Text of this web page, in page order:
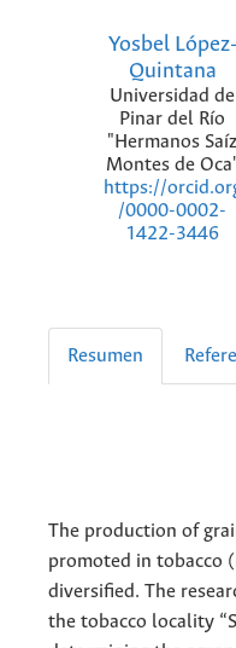
Yosbel López-
Quintana
Universidad de
Pinar del Río
"Hermanos Saíz
Montes de
https://
/0000-0002-
1422-3446
Resumen
The production of
promoted in tobacco (
diversified. The
the tobacco locality